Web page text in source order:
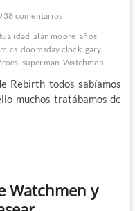
38 comentarios
alan moore años
doomsday clock gary
superman Watchmen
Rebirth todos sabíamos
muchos tratábamos de
Watchmen y